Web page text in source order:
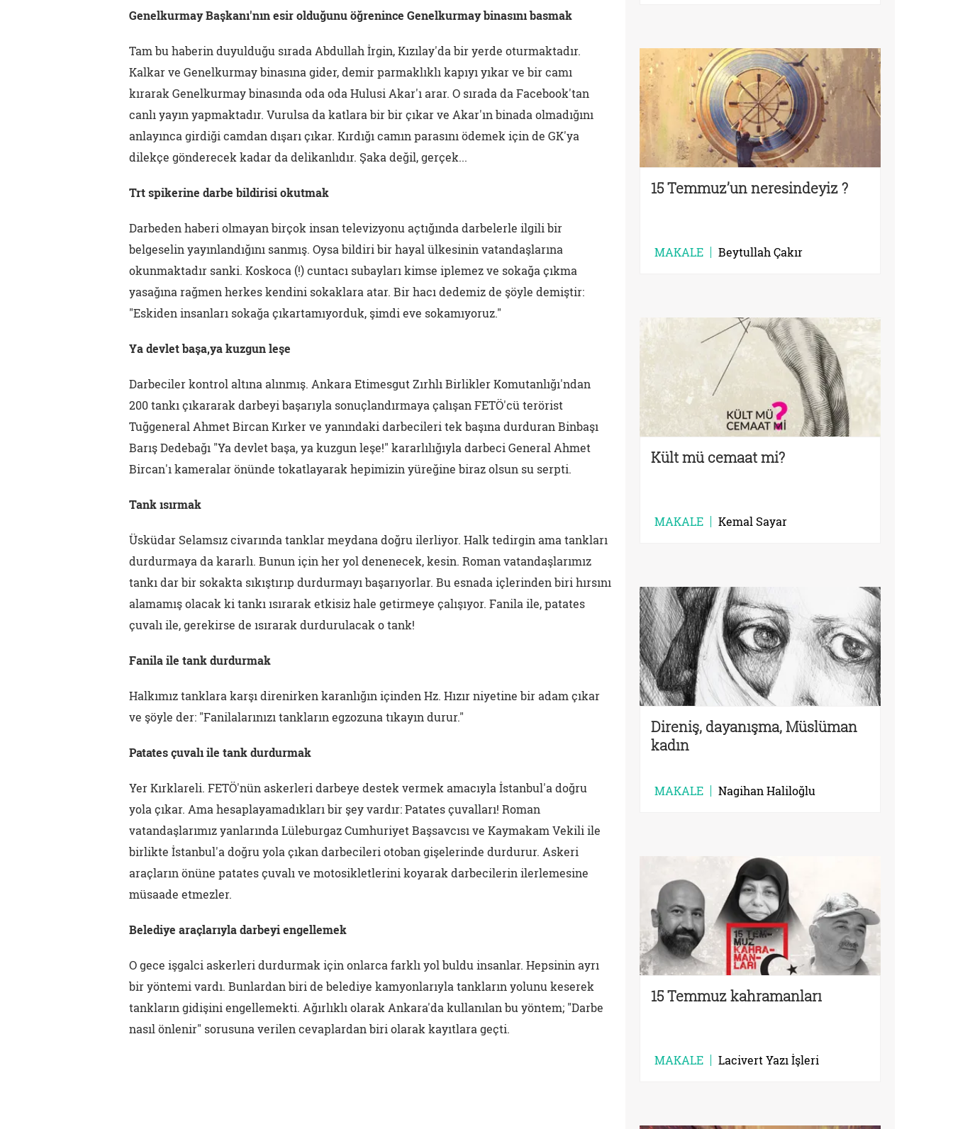
Genelkurmay Başkanı'nın esir olduğunu öğrenince Genelkurmay binasını basmak
Tam bu haberin duyulduğu sırada Abdullah İrgin, Kızılay'da bir yerde oturmaktadır.
Kalkar ve Genelkurmay binasına gider, demir parmaklıklı kapıyı yıkar ve bir camı
kırarak Genelkurmay binasında oda oda Hulusi Akar'ı arar. O sırada da Facebook'tan
canlı yayın yapmaktadır. Vurulsa da katlara bir bir çıkar ve Akar'ın binada olmadığını
anlayınca girdiği camdan dışarı çıkar. Kırdığı camın parasını ödemek için de GK'ya
dilekçe gönderecek kadar da delikanlıdır. Şaka değil, gerçek...
Trt spikerine darbe bildirisi okutmak
Darbeden haberi olmayan birçok insan televizyonu açtığında darbelerle ilgili bir
belgeselin yayınlandığını sanmış. Oysa bildiri bir hayal ülkesinin vatandaşlarına
okunmaktadır sanki. Koskoca (!) cuntacı subayları kimse iplemez ve sokağa çıkma
yasağına rağmen herkes kendini sokaklara atar. Bir hacı dedemiz de şöyle demiştir:
"Eskiden insanları sokağa çıkartamıyorduk, şimdi eve sokamıyoruz."
Ya devlet başa,ya kuzgun leşe
Darbeciler kontrol altına alınmış. Ankara Etimesgut Zırhlı Birlikler Komutanlığı'ndan
200 tankı çıkararak darbeyi başarıyla sonuçlandırmaya çalışan FETÖ'cü terörist
Tuğgeneral Ahmet Bircan Kırker ve yanındaki darbecileri tek başına durduran Binbaşı
Barış Dedebağı "Ya devlet başa, ya kuzgun leşe!" kararlılığıyla darbeci General Ahmet
Bircan'ı kameralar önünde tokatlayarak hepimizin yüreğine biraz olsun su serpti.
Tank ısırmak
Üsküdar Selamsız civarında tanklar meydana doğru ilerliyor. Halk tedirgin ama tankları
durdurmaya da kararlı. Bunun için her yol denenecek, kesin. Roman vatandaşlarımız
tankı dar bir sokakta sıkıştırıp durdurmayı başarıyorlar. Bu esnada içlerinden biri hırsını
alamamış olacak ki tankı ısırarak etkisiz hale getirmeye çalışıyor. Fanila ile, patates
çuvalı ile, gerekirse de ısırarak durdurulacak o tank!
Fanila ile tank durdurmak
Halkımız tanklara karşı direnirken karanlığın içinden Hz. Hızır niyetine bir adam çıkar
ve şöyle der: "Fanilalarınızı tankların egzozuna tıkayın durur."
Patates çuvalı ile tank durdurmak
Yer Kırklareli. FETÖ'nün askerleri darbeye destek vermek amacıyla İstanbul'a doğru
yola çıkar. Ama hesaplayamadıkları bir şey vardır: Patates çuvalları! Roman
vatandaşlarımız yanlarında Lüleburgaz Cumhuriyet Başsavcısı ve Kaymakam Vekili ile
birlikte İstanbul'a doğru yola çıkan darbecileri otoban gişelerinde durdurur. Askeri
araçların önüne patates çuvalı ve motosikletlerini koyarak darbecilerin ilerlemesine
müsaade etmezler.
Belediye araçlarıyla darbeyi engellemek
O gece işgalci askerleri durdurmak için onlarca farklı yol buldu insanlar. Hepsinin ayrı
bir yöntemi vardı. Bunlardan biri de belediye kamyonlarıyla tankların yolunu keserek
tankların gidişini engellemekti. Ağırlıklı olarak Ankara'da kullanılan bu yöntem; "Darbe
nasıl önlenir" sorusuna verilen cevaplardan biri olarak kayıtlara geçti.
15 Temmuz’un neresindeyiz ?
MAKALE Beytullah Çakır
Kült mü cemaat mi?
MAKALE Kemal Sayar
Direniş, dayanışma, Müslüman
kadın
MAKALE Nagihan Haliloğlu
15 Temmuz kahramanları
MAKALE Lacivert Yazı İşleri